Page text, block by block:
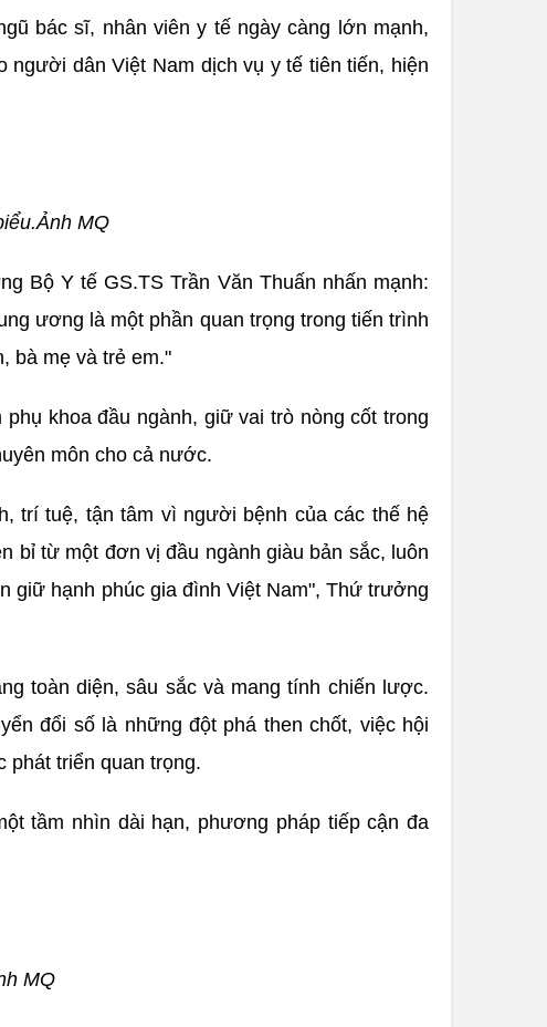
bác sĩ, nhân viên y tế ngày càng lớn mạnh,
dân Việt Nam dịch vụ y tế tiên tiến, hiện
MQ
Bộ Y tế GS.TS Trần Văn Thuấn nhấn mạnh:
ương là một phần quan trọng trong tiến trình
bà mẹ và trẻ em."
khoa đầu ngành, giữ vai trò nòng cốt trong
môn cho cả nước.
trí tuệ, tận tâm vì người bệnh của các thế hệ
bỉ từ một đơn vị đầu ngành giàu bản sắc, luôn
giữ hạnh phúc gia đình Việt Nam", Thứ trưởng
toàn diện, sâu sắc và mang tính chiến lược.
đổi số là những đột phá then chốt, việc hội
phát triển quan trọng.
tầm nhìn dài hạn, phương pháp tiếp cận đa
MQ